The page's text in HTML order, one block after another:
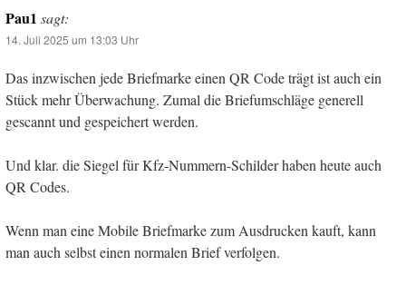
Pau1 sagt:
14. Juli 2025 um 13:03 Uhr
Das inzwischen jede Briefmarke einen QR Code trägt ist auch ein
Stück mehr Überwachung. Zumal die Briefumschläge generell
gescannt und gespeichert werden.
Und klar. die Siegel für Kfz-Nummern-Schilder haben heute auch
QR Codes.
Wenn man eine Mobile Briefmarke zum Ausdrucken kauft, kann
man auch selbst einen normalen Brief verfolgen.